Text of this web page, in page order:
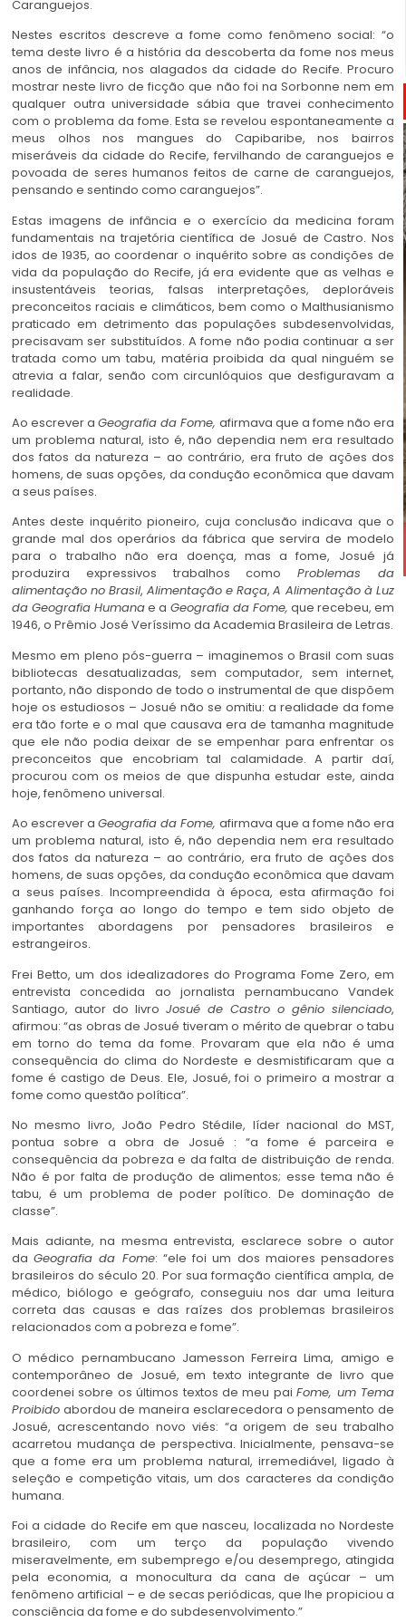
Caranguejos.
Nestes escritos descreve a fome como fenômeno social: “o
tema deste livro é a história da descoberta da fome nos meus
anos de infância, nos alagados da cidade do Recife. Procuro
mostrar neste livro de ficção que não foi na Sorbonne nem em
qualquer outra universidade sábia que travei conhecimento
com o problema da fome. Esta se revelou espontaneamente a
meus olhos nos mangues do Capibaribe, nos bairros
miseráveis da cidade do Recife, fervilhando de caranguejos e
povoada de seres humanos feitos de carne de caranguejos,
pensando e sentindo como caranguejos”.
Estas imagens de infância e o exercício da medicina foram
fundamentais na trajetória científica de Josué de Castro. Nos
idos de 1935, ao coordenar o inquérito sobre as condições de
vida da população do Recife, já era evidente que as velhas e
insustentáveis teorias, falsas interpretações, deploráveis
preconceitos raciais e climáticos, bem como o Malthusianismo
praticado em detrimento das populações subdesenvolvidas,
precisavam ser substituídos. A fome não podia continuar a ser
tratada como um tabu, matéria proibida da qual ninguém se
atrevia a falar, senão com circunlóquios que desfiguravam a
realidade.
Ao escrever aGeografia da Fome, afirmava que a fome não era
um problema natural, isto é, não dependia nem era resultado
dos fatos da natureza – ao contrário, era fruto de ações dos
homens, de suas opções, da condução econômica que davam
a seus países.
Antes deste inquérito pioneiro, cuja conclusão indicava que o
grande mal dos operários da fábrica que servira de modelo
para o trabalho não era doença, mas a fome, Josué já
produzira expressivos trabalhos comoProblemas da
alimentação no Brasil, Alimentação e Raça,A Alimentação à Luz
da Geografia Humanae a Geografia da Fome, que recebeu, em
1946, o Prêmio José Veríssimo da Academia Brasileira de Letras.
Mesmo em pleno pós-guerra – imaginemos o Brasil com suas
bibliotecas desatualizadas, sem computador, sem internet,
portanto, não dispondo de todo o instrumental de que dispõem
hoje os estudiosos – Josué não se omitiu: a realidade da fome
era tão forte e o mal que causava era de tamanha magnitude
que ele não podia deixar de se empenhar para enfrentar os
preconceitos que encobriam tal calamidade. A partir daí,
procurou com os meios de que dispunha estudar este, ainda
hoje, fenômeno universal.
Ao escrever aGeografia da Fome, afirmava que a fome não era
um problema natural, isto é, não dependia nem era resultado
dos fatos da natureza – ao contrário, era fruto de ações dos
homens, de suas opções, da condução econômica que davam
a seus países. Incompreendida à época, esta afirmação foi
ganhando força ao longo do tempo e tem sido objeto de
importantes abordagens por pensadores brasileiros e
estrangeiros.
Frei Betto, um dos idealizadores do Programa Fome Zero, em
entrevista concedida ao jornalista pernambucano Vandek
Santiago, autor do livro Josué de Castro o gênio silenciado,
afirmou: “as obras de Josué tiveram o mérito de quebrar o tabu
em torno do tema da fome. Provaram que ela não é uma
consequência do clima do Nordeste e desmistificaram que a
fome é castigo de Deus. Ele, Josué, foi o primeiro a mostrar a
fome como questão política”.
No mesmo livro, João Pedro Stédile, líder nacional do MST,
pontua sobre a obra de Josué : “a fome é parceira e
consequência da pobreza e da falta de distribuição de renda.
Não é por falta de produção de alimentos; esse tema não é
tabu, é um problema de poder político. De dominação de
classe”.
Mais adiante, na mesma entrevista, esclarece sobre o autor
daGeografia da Fome: “ele foi um dos maiores pensadores
brasileiros do século 20. Por sua formação científica ampla, de
médico, biólogo e geógrafo, conseguiu nos dar uma leitura
correta das causas e das raízes dos problemas brasileiros
relacionados com a pobreza e fome”.
O médico pernambucano Jamesson Ferreira Lima, amigo e
contemporâneo de Josué, em texto integrante de livro que
coordenei sobre os últimos textos de meu paiFome, um Tema
Proibido abordou de maneira esclarecedora o pensamento de
Josué, acrescentando novo viés: “a origem de seu trabalho
acarretou mudança de perspectiva. Inicialmente, pensava-se
que a fome era um problema natural, irremediável, ligado à
seleção e competição vitais, um dos caracteres da condição
humana.
Foi a cidade do Recife em que nasceu, localizada no Nordeste
brasileiro, com um terço da população vivendo
miseravelmente, em subemprego e/ou desemprego, atingida
pela economia, a monocultura da cana de açúcar – um
fenômeno artificial – e de secas periódicas, que lhe propiciou a
consciência da fome e do subdesenvolvimento.”